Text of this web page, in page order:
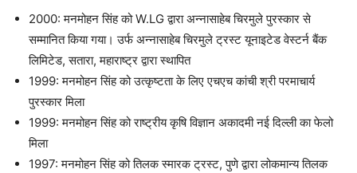
2000: मनमोहन सिंह को W.LG द्वारा अन्नासाहेब चिरमुले पुरस्कार से
सम्मानित किया गया। उर्फ अन्नासाहेब चिरमुले ट्रस्ट यूनाइटेड वेस्टर्न बैंक
लिमिटेड, सतारा, महाराष्ट्र द्वारा स्थापित
1999: मनमोहन सिंह को उत्कृष्टता के लिए एचएच कांची श्री परमाचार्य
पुरस्कार मिला
1999: मनमोहन सिंह को राष्ट्रीय कृषि विज्ञान अकादमी नई दिल्ली का फेलो
मिला
1997: मनमोहन सिंह को तिलक स्मारक ट्रस्ट, पुणे द्वारा लोकमान्य तिलक